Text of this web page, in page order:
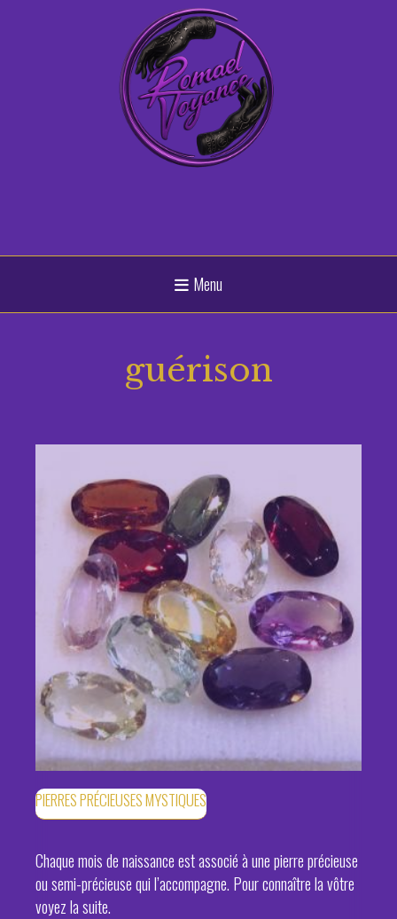
Menu
guérison
PIERRES PRÉCIEUSES MYSTIQUES
Chaque mois de naissance est associé à une pierre précieuse
ou semi-précieuse qui l’accompagne. Pour connaître la vôtre
voyez la suite.